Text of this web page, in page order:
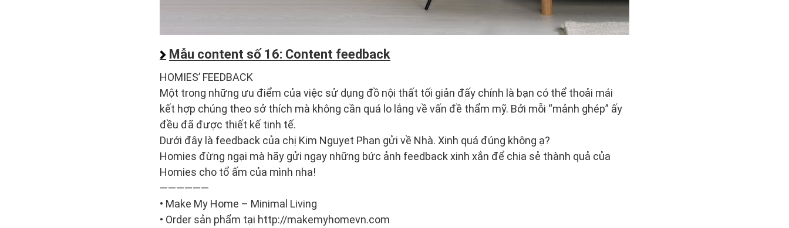
Mẫu content số 16: Content feedback
HOMIES’ FEEDBACK
Một trong những ưu điểm của việc sử dụng đồ nội thất tối giản đấy chính là bạn có thể thoải mái
kết hợp chúng theo sở thích mà không cần quá lo lắng về vấn đề thẩm mỹ. Bởi mỗi “mảnh ghép” ấy
đều đã được thiết kế tinh tế.
Dưới đây là feedback của chị Kim Nguyet Phan gửi về Nhà. Xinh quá đúng không ạ?
Homies đừng ngại mà hãy gửi ngay những bức ảnh feedback xinh xắn để chia sẻ thành quả của
Homies cho tổ ấm của mình nha!
——————
• Make My Home – Minimal Living
• Order sản phẩm tại http://makemyhomevn.com